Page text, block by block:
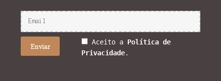
Aceito a Política de
Privacidade.